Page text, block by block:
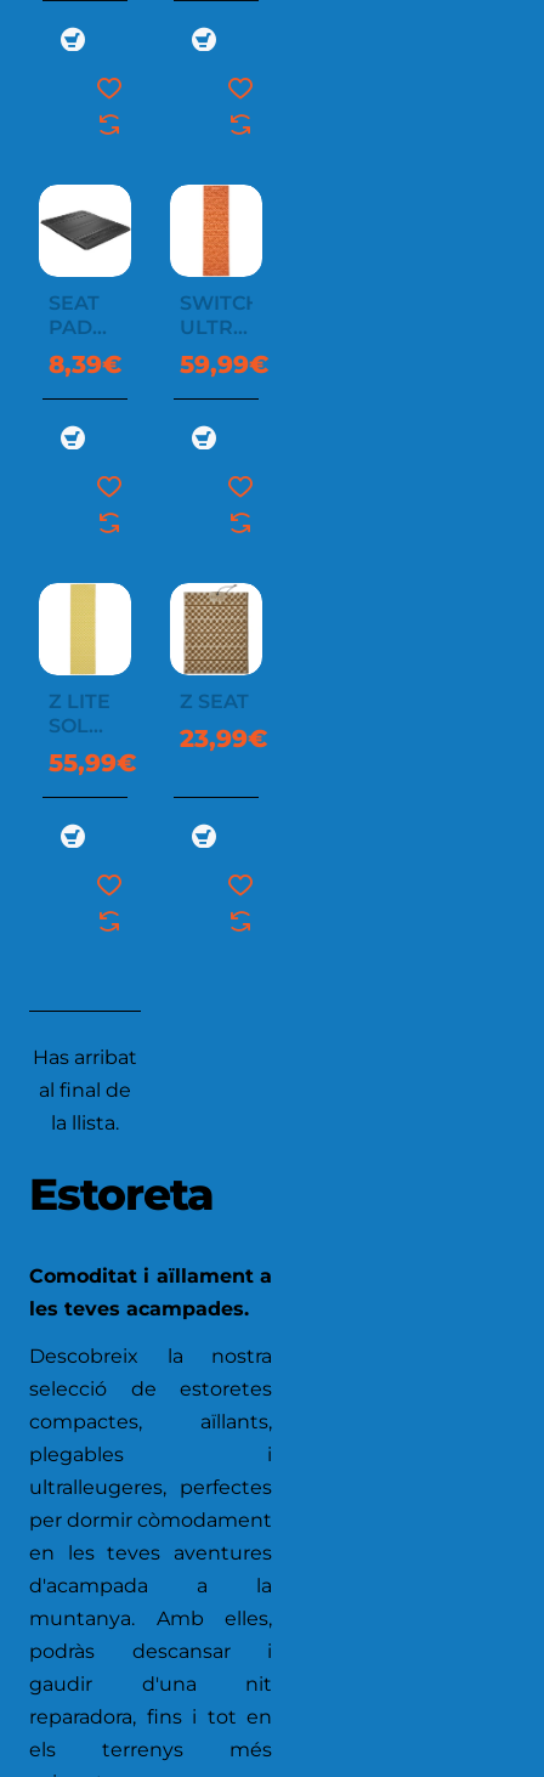
Estoreta
Comoditat i aïllament a
les teves acampades.
Descobreix la nostra
selecció de estoretes
compactes, aïllants,
plegables i
ultralleugeres, perfectes
per dormir còmodament
en les teves aventures
d'acampada a la
muntanya. Amb elles,
podràs descansar i
gaudir d'una nit
reparadora, fins i tot en
els terrenys més
SEAT
PAD
LIGHT
8,39€
SWITCHBACK™
ULTRALIGHT
SLEEPING
PAD
59,99€
Z LITE
SOL
SLEEPING
PAD
55,99€
Z SEAT
23,99€
Has arribat
al final de
la llista.